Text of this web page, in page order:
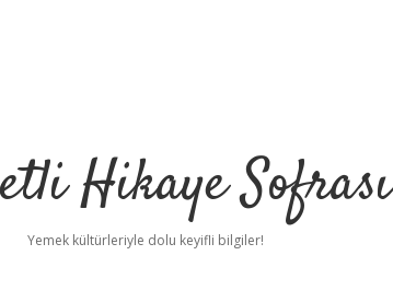
Hikaye Sofrası
Yemek kültürleriyle dolu keyifli bilgiler!